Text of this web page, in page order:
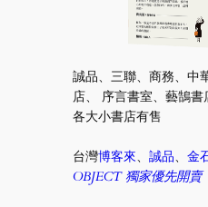
誠品、三聯、商務、中
店、 序言書室、藝鵠
各大小書店有售
台灣博客來、 誠品、 金
OBJECT 獨家優先開賣